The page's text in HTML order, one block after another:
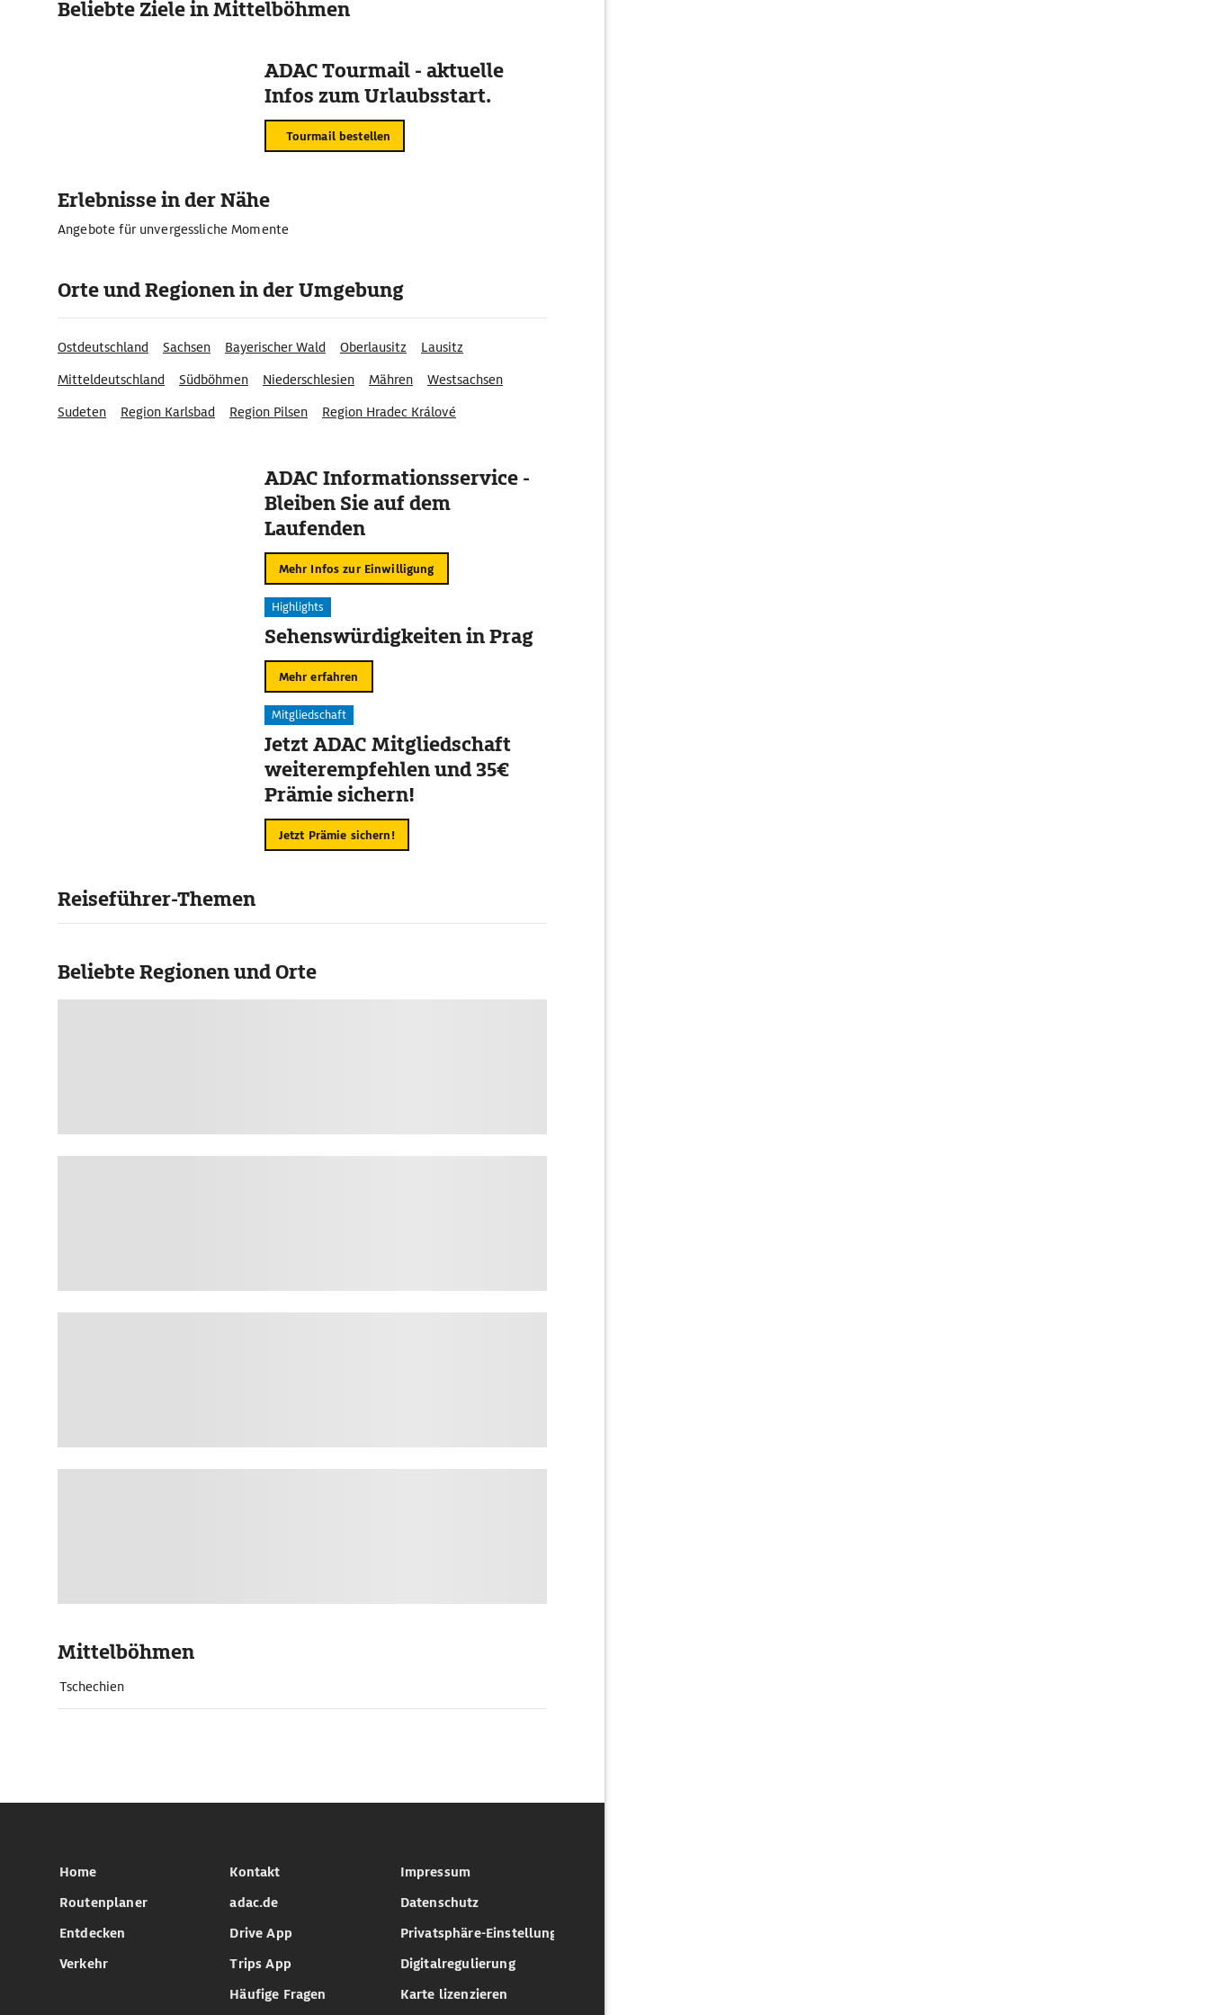
Beliebte Ziele in Mittelböhmen
ADAC Tourmail - aktuelle
Infos zum Urlaubsstart.
Tourmail bestellen
Erlebnisse in der Nähe
Angebote für unvergessliche Momente
Orte und Regionen in der Umgebung
Ostdeutschland Sachsen Bayerischer Wald Oberlausitz
Lausitz
Mitteldeutschland
Südböhmen Niederschlesien Mähren
Westsachsen
Sudeten
Region Karlsbad Region Pilsen
Region Hradec Králové
ADAC Informationsservice -
Bleiben Sie auf dem
Laufenden
Mehr Infos zur Einwilligung
Highlights
Sehenswürdigkeiten in Prag
Mehr erfahren
Mitgliedschaft
Jetzt ADAC Mitgliedschaft
weiterempfehlen und 35€
Prämie sichern!
Jetzt Prämie sichern!
Reiseführer-Themen
Beliebte Regionen und Orte
Mittelböhmen
Tschechien
Home
Routenplaner
Entdecken
Verkehr
Kontakt
adac.de
Drive App
Trips App
Häufige Fragen
Impressum
Datenschutz
Privatsphäre-Einstellungen
Digitalregulierung
Karte lizenzieren